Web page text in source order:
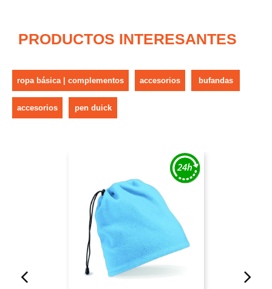
PRODUCTOS INTERESANTES
ropa básica | complementos accesorios bufandas
accesorios pen duick